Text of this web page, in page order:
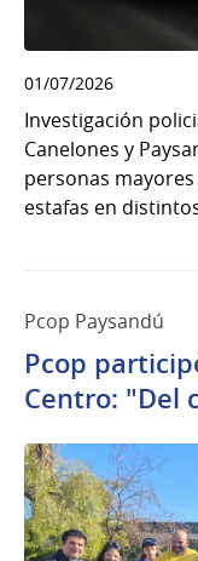
01/07/2026
Investigación
Canelones y
personas
estafas en
Pcop Paysandú
Pcop
Centro: "Del